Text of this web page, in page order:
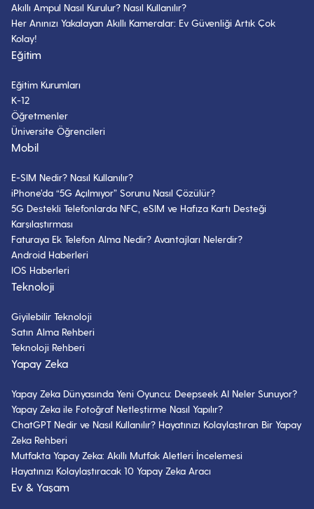
Akıllı Ampul Nasıl Kurulur? Nasıl Kullanılır?
Her Anınızı Yakalayan Akıllı Kameralar: Ev Güvenliği Artık Çok
Kolay!
Eğitim
Eğitim Kurumları
K-12
Öğretmenler
Üniversite Öğrencileri
Mobil
E-SIM Nedir? Nasıl Kullanılır?
iPhone’da “5G Açılmıyor” Sorunu Nasıl Çözülür?
5G Destekli Telefonlarda NFC, eSIM ve Hafıza Kartı Desteği
Karşılaştırması
Faturaya Ek Telefon Alma Nedir? Avantajları Nelerdir?
Android Haberleri
IOS Haberleri
Teknoloji
Giyilebilir Teknoloji
Satın Alma Rehberi
Teknoloji Rehberi
Yapay Zeka
Yapay Zeka Dünyasında Yeni Oyuncu: Deepseek AI Neler Sunuyor?
Yapay Zeka ile Fotoğraf Netleştirme Nasıl Yapılır?
ChatGPT Nedir ve Nasıl Kullanılır? Hayatınızı Kolaylaştıran Bir Yapay
Zeka Rehberi
Mutfakta Yapay Zeka: Akıllı Mutfak Aletleri İncelemesi
Hayatınızı Kolaylaştıracak 10 Yapay Zeka Aracı
Ev & Yaşam